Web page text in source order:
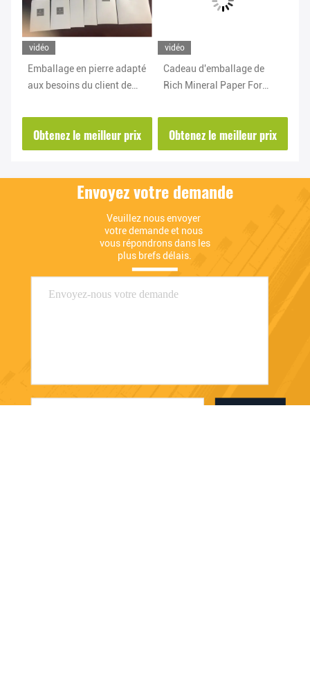
vidéo
Emballage en pierre adapté
aux besoins du client de
d'hôtel jetable
Obtenez le meilleur prix
vidéo
Cadeau d'emballage de
Rich Mineral Paper For
adaptés aux besoins du
client de fleur
Obtenez le meilleur prix
Envoyez votre demande
Veuillez nous envoyer
votre demande et nous
vous répondrons dans les
plus brefs délais.